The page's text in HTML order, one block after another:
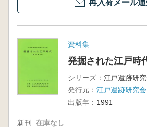
再入荷メール
資料集
発掘された江戸
シリーズ： 江戸遺跡研
発行元： 江戸遺跡研究会
出版年： 1991
新刊 在庫なし